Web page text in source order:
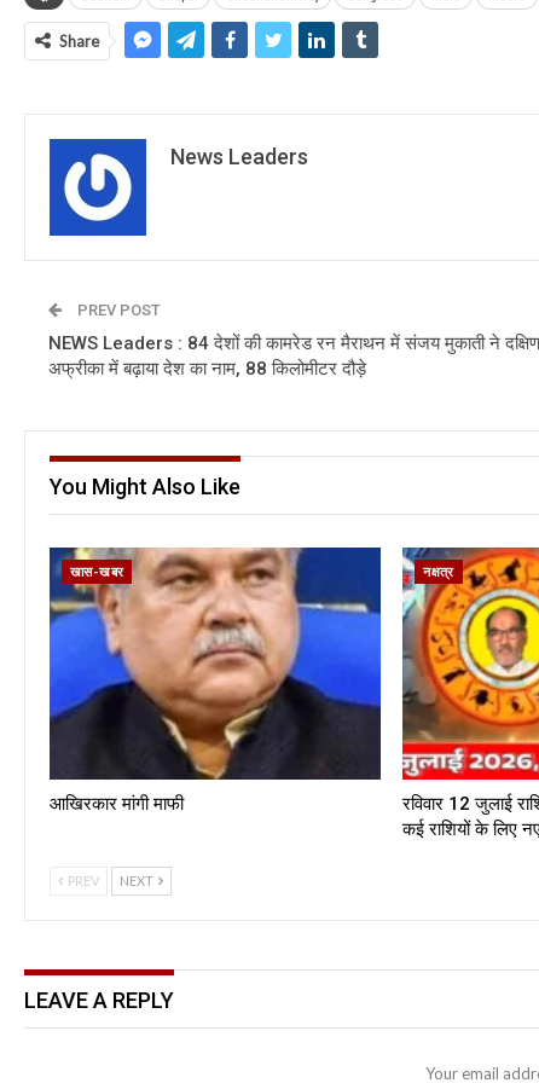
Share
News Leaders
PREV POST
NEWS Leaders : 84 देशों की कामरेड रन मैराथन में संजय मुकाती ने दक्षिण
अफ्रीका में बढ़ाया देश का नाम, 88 किलोमीटर दौड़े
You Might Also Like
खास-खबर
आखिरकार मांगी माफी
नक्षत्र
रविवार 12 जुलाई
कई राशियों के लिए
PREV NEXT
LEAVE A REPLY
Your email